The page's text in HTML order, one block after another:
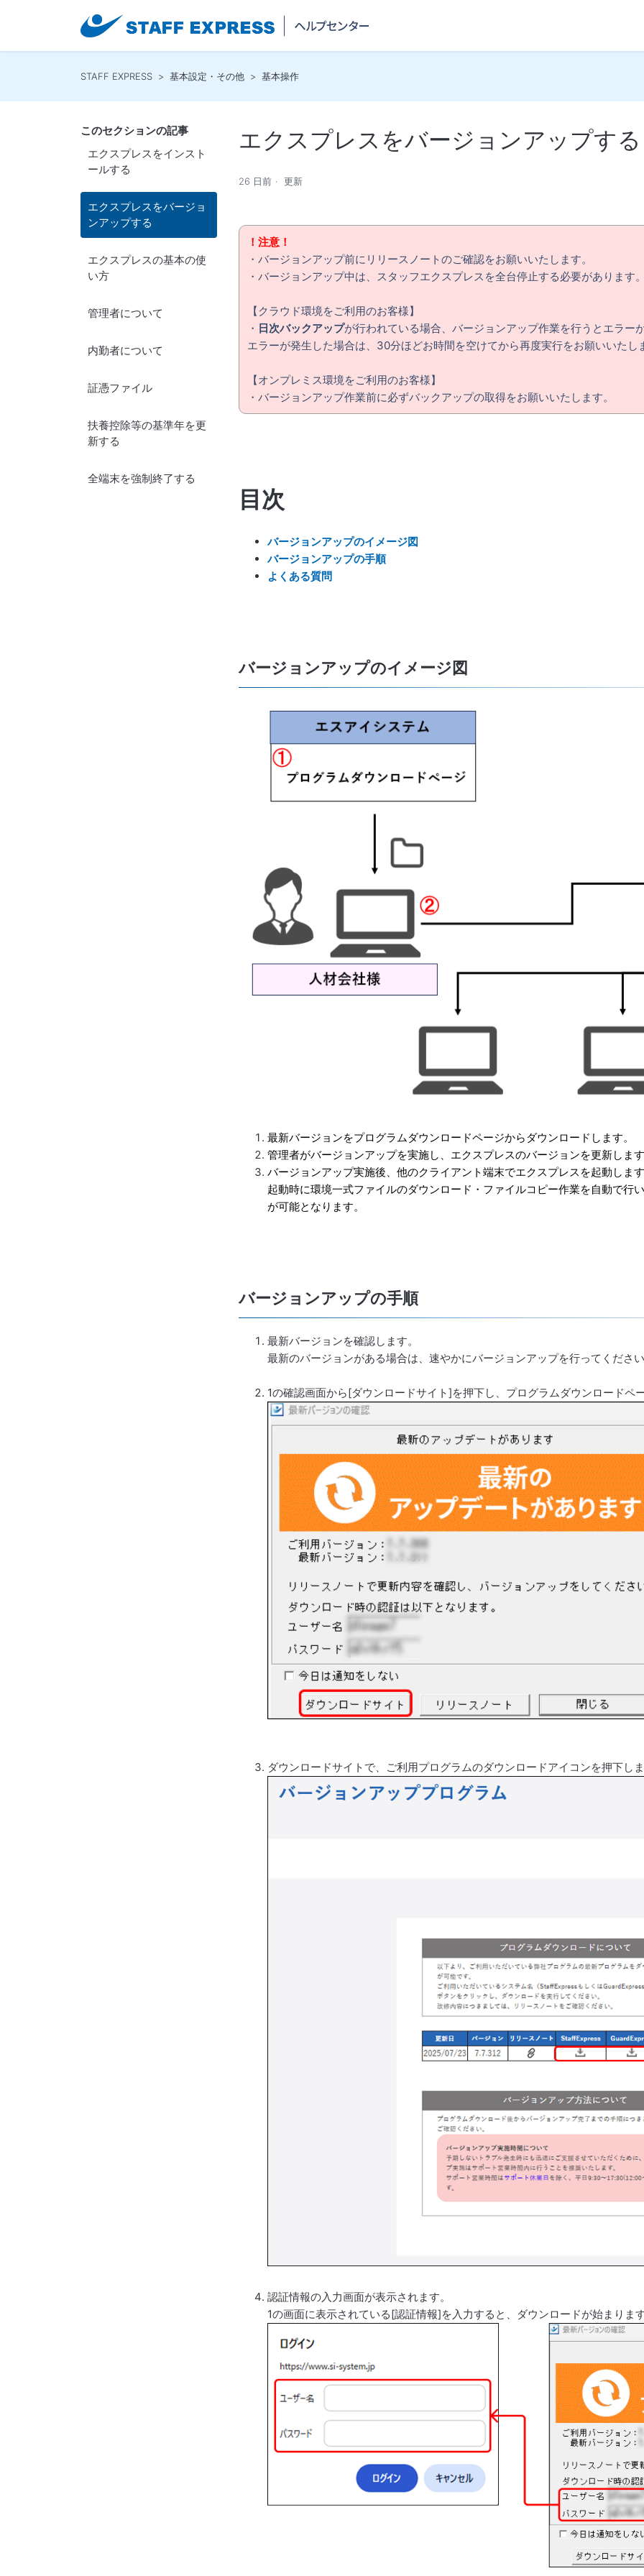
STAFF EXPRESS 基本設定・その他 基本操作
このセクションの記事
エクスプレスをインスト
ールする
エクスプレスをバージョ
ンアップする
エクスプレスの基本の使
い方
管理者について
内勤者について
証憑ファイル
扶養控除等の基準年を更
新する
全端末を強制終了する
エクスプレスをバージョンアップする
26 日前 更新
！注意！
・バージョンアップ前にリリースノートのご確認をお願いいたします。
・バージョンアップ中は、スタッフエクスプレスを全台停止する必要があります
【クラウド環境をご利用のお客様】
・ 日次バックアップが行われている場合、バージョンアップ作業を行うとエラー
エラーが発生した場合は、30分ほどお時間を空けてから再度実行をお願いいたし
【オンプレミス環境をご利用のお客様】
・バージョンアップ作業前に必ずバックアップの取得をお願いいたします。
目次
バージョンアップのイメージ図
バージョンアップの手順
よくある質問
バージョンアップのイメージ図
最新バージョンをプログラムダウンロードページからダウンロードします。
管理者がバージョンアップを実施し、エクスプレスのバージョンを更新しま
バージョンアップ実施後、他のクライアント端末でエクスプレスを起動しま
起動時に環境一式ファイルのダウンロード・ファイルコピー作業を自動で行
が可能となります。
バージョンアップの手順
最新バージョンを確認します。
最新のバージョンがある場合は、速やかにバージョンアップを行ってくださ
1の確認画面から[ダウンロードサイト]を押下し、プログラムダウンロードペ
ダウンロードサイトで、ご利用プログラムのダウンロードアイコンを押下し
認証情報の入力画面が表示されます。
1の画面に表示されている[認証情報]を入力すると、ダウンロードが始まりま